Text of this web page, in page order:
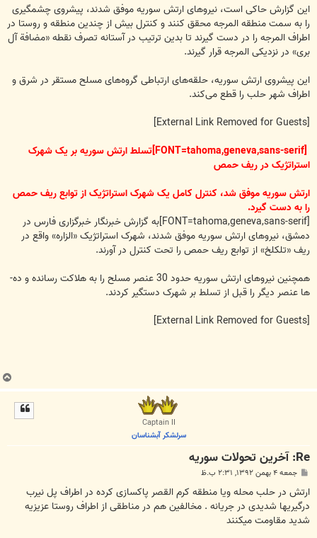
این گزارش حاکی است، نیروهای ارتش سوریه موفق شدند، پیشروی چشمگیری
را به سمت منطقه المرجه محقق کنند و کنترل بیش از چندین منطقه و روستا در
اطراف المرجه را در دست گیرند تا بدین ترتیب در آستانه تصرف نقطه «مضافة آل
بری» در نزدیکی المرجه قرار گیرند.
این پیشروی ارتش سوریه، حلقه­‌های ارتباطی گروه­‌های مسلح مستقر در شرق و
اطراف شهر حلب را قطع می­‌کند.
[FONT=tahoma,geneva,sans-serif]تسلط ارتش سوریه بر یک شهرک
استراتژیک در ریف حمص
ارتش سوریه موفق شد، کنترل کامل یک شهرک استراتژیک از توابع ریف حمص
را به دست گیرد.
[FONT=tahoma,geneva,sans-serif]به گزارش خبرنگار خبرگزاری فارس در
دمشق، نیروهای ارتش سوریه موفق شدند، شهرک استراتژیک «الزاره» واقع در
ریف «تلکلخ» از توابع ریف حمص را تحت کنترل در آورند.
همچنین نیروهای ارتش سوریه حدود 30 عنصر مسلح را به هلاکت رسانده و ده‌­
ها عنصر دیگر را قبل از تسلط بر شهرک دستگیر کردند.
ب
ا
Captain II
سرلشکر آبشناسان
Re: آخرين تحولات سوريه
پ
ت
جمعه ۴ بهمن ۱۳۹۲, ۲:۳۱ ب.ظ
ارتش در حلب محله ویا منطقه کرم القصر پاکسازی کرده در اطراف پل نیرب
درگیریها شدیدی در جریانه . مخالفین هم در مناطقی از اطراف روستا عزیزیه
شدید مقاومت میکنند